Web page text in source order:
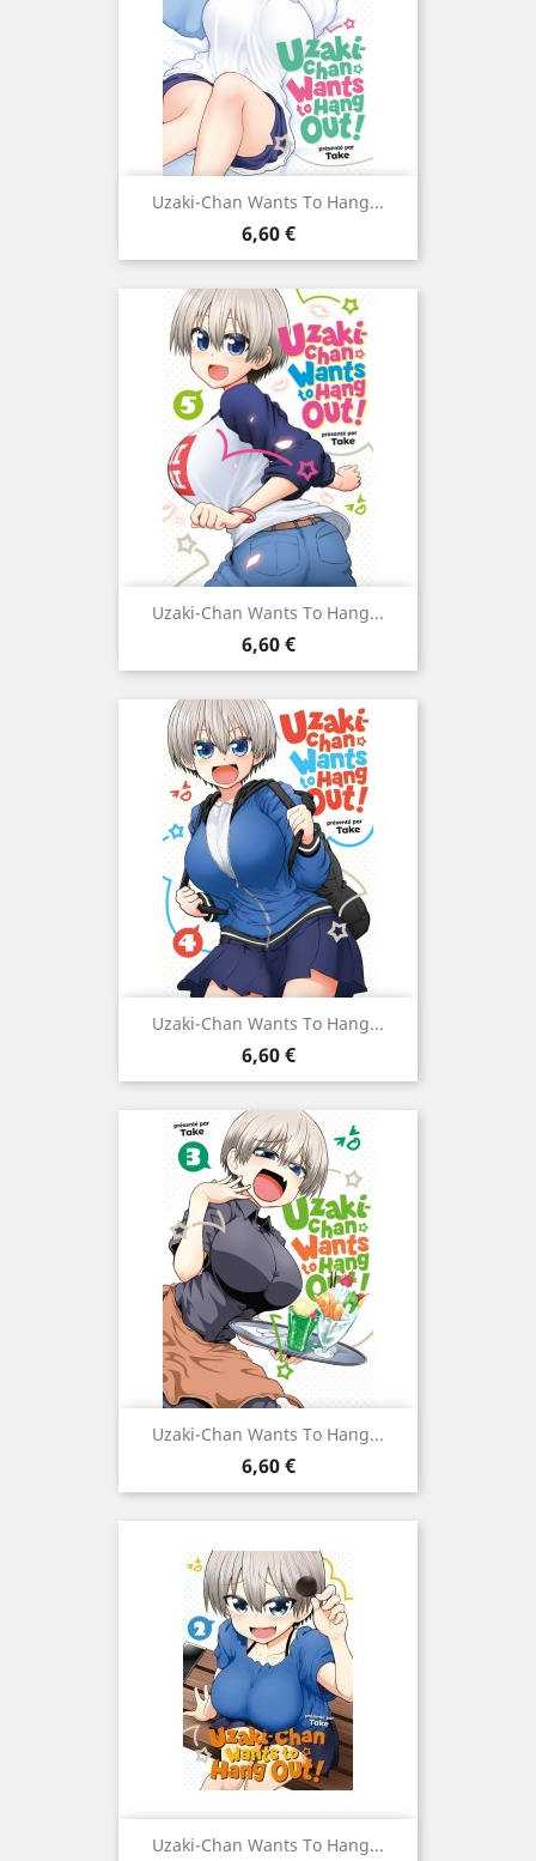
Uzaki-Chan Wants To Hang...
Prix
6,60 €
Uzaki-Chan Wants To Hang...
Prix
6,60 €
Uzaki-Chan Wants To Hang...
Prix
6,60 €
Uzaki-Chan Wants To Hang...
Prix
6,60 €
Uzaki-Chan Wants To Hang...